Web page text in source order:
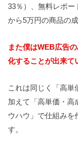
33％）、無料レポー
から5万円の商品の
また僕はWEB広告
化することが出来て
これは同じく「高単
加えて「高単価・高
ウハウ」で仕組みを
す。